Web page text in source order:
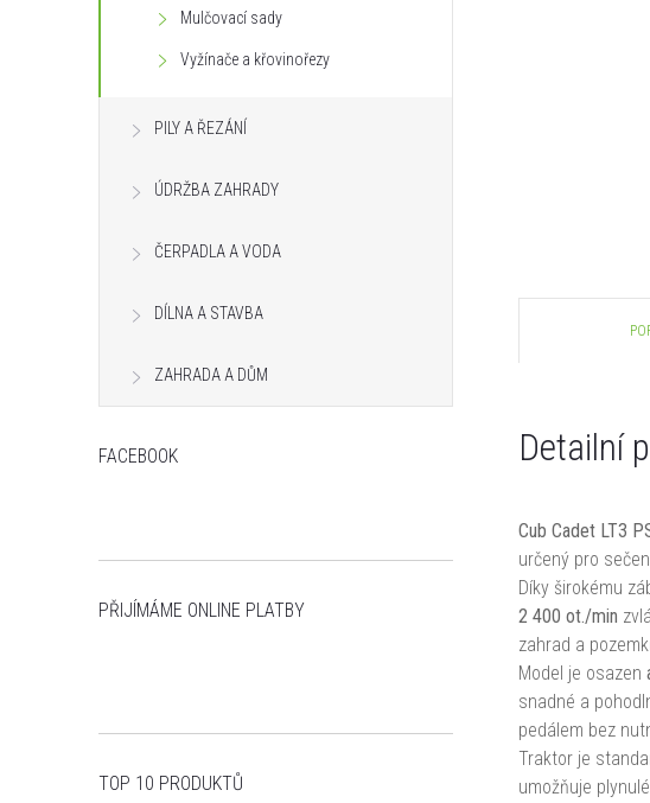
a
Mulčovací sady
Vyžínače a křovinořezy
PILY A ŘEZÁNÍ
ÚDRŽBA ZAHRADY
ČERPADLA A VODA
DÍLNA A STAVBA
ZAHRADA A DŮM
FACEBOOK
PŘIJÍMÁME ONLINE PLATBY
TOP 10 PRODUKTŮ
Detailní
Cub Cadet LT3
určený pro
Díky širokému
2 400 ot./min
zahrad a
Model je osazen
snadné a
pedálem bez
Traktor je
umožňuje